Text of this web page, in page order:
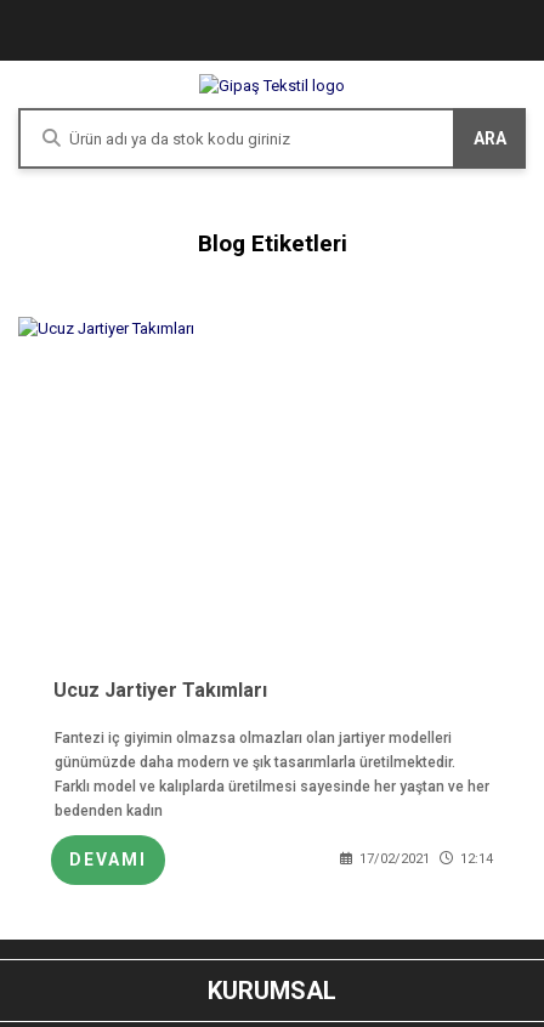
ARA
Blog Etiketleri
Ucuz Jartiyer Takımları
Fantezi iç giyimin olmazsa olmazları olan jartiyer modelleri
günümüzde daha modern ve şık tasarımlarla üretilmektedir.
Farklı model ve kalıplarda üretilmesi sayesinde her yaştan ve her
bedenden kadın
DEVAMI 17/02/2021 12:14
KURUMSAL